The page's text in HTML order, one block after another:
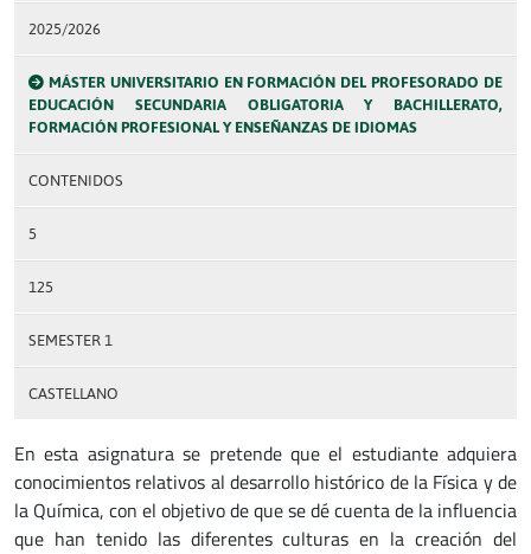
2025/2026
MÁSTER UNIVERSITARIO EN FORMACIÓN DEL PROFESORADO DE
EDUCACIÓN SECUNDARIA OBLIGATORIA Y BACHILLERATO,
FORMACIÓN PROFESIONAL Y ENSEÑANZAS DE IDIOMAS
CONTENIDOS
5
125
SEMESTER 1
CASTELLANO
En esta asignatura se pretende que el estudiante adquiera
conocimientos relativos al desarrollo histórico de la Física y de
la Química, con el objetivo de que se dé cuenta de la influencia
que han tenido las diferentes culturas en la creación del